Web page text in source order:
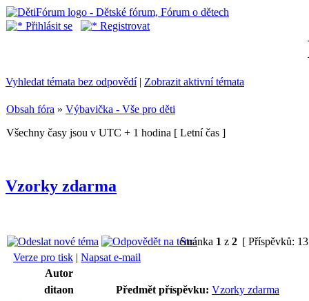
Přihlásit se Registrovat
Vyhledat témata bez odpovědí| Zobrazit aktivní témata
Obsah fóra » Výbavička - Vše pro děti
Všechny časy jsou v UTC + 1 hodina [ Letní čas ]
Vzorky zdarma
Stránka 1 z 2 [ Příspěvků:
Verze pro tisk | Napsat e-mail
Autor
ditaon
Předmět příspěvku: Vzorky zdarma